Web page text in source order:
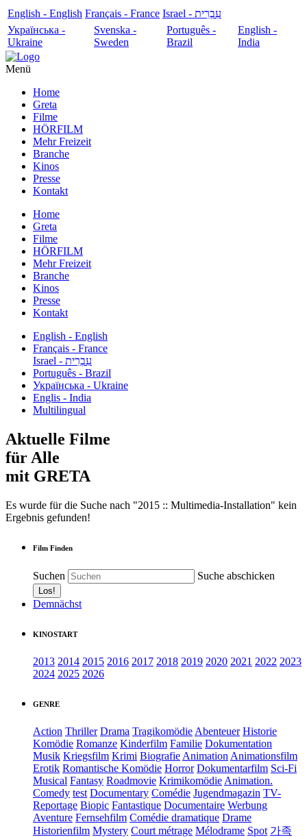
English - English Français - France
עִבְרִית - Israel
Українська -
Ukraine
Svenska -
Sweden
Português -
Brazil
English -
India
Menü
Home
Greta
Filme
HÖRFILM
Mehr Freizeit
Branche
Kinos
Presse
Kontakt
Home
Greta
Filme
HÖRFILM
Mehr Freizeit
Branche
Kinos
Presse
Kontakt
English - English
Français - France
עִבְרִית - Israel
Português - Brazil
Українська - Ukraine
Englis - India
Multilingual
Aktuelle Filme
für Alle
mit GRETA
Es wurde für die Suche nach "2015 :: Multimedia-Installation" kein
Ergebnis gefunden!
Film Finden
Suchen Suche abschicken
Demnächst
KINOSTART
2013 2014 2015 2016 2017 2018 2019 2020 2021 2022 2023
2024 2025 2026
GENRE
Action Thriller Drama Tragikomödie Abenteuer Historie
Komödie Romanze Kinderfilm Familie Dokumentation
Musik Kriegsfilm Krimi Biografie Animation Animationsfilm
Erotik Romantische Komödie Horror Dokumentarfilm Sci-Fi
Musical Fantasy Roadmovie Krimikomödie Animation.
Comedy test Documentary Comédie Jugendmagazin TV-
Reportage Biopic Fantastique Documentaire Werbung
Aventure Fernsehfilm Comédie dramatique Drame
Historienfilm Mystery Court métrage Mélodrame Spot 가족